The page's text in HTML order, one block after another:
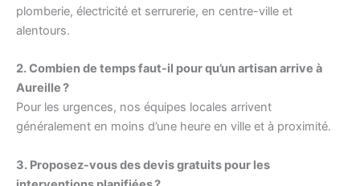
plomberie, électricité et serrurerie, en centre-ville et
alentours.
2. Combien de temps faut-il pour qu’un artisan arrive à
Aureille ?
Pour les urgences, nos équipes locales arrivent
généralement en moins d’une heure en ville et à proximité.
3. Proposez-vous des devis gratuits pour les